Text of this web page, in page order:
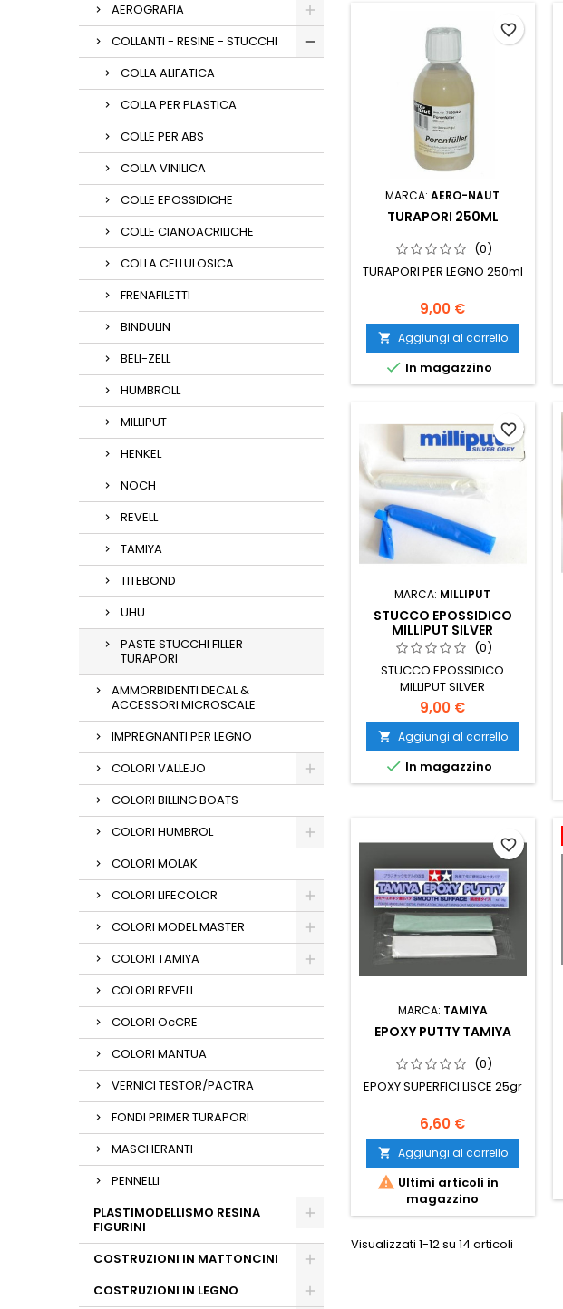
AEROGRAFIA
COLLANTI - RESINE - STUCCHI
COLLA ALIFATICA
COLLA PER PLASTICA
COLLE PER ABS
COLLA VINILICA
COLLE EPOSSIDICHE
COLLE CIANOACRILICHE
COLLA CELLULOSICA
FRENAFILETTI
BINDULIN
BELI-ZELL
HUMBROLL
MILLIPUT
HENKEL
NOCH
REVELL
TAMIYA
TITEBOND
UHU
PASTE STUCCHI FILLER
TURAPORI
AMMORBIDENTI DECAL &
ACCESSORI MICROSCALE
IMPREGNANTI PER LEGNO
COLORI VALLEJO
COLORI BILLING BOATS
COLORI HUMBROL
COLORI MOLAK
COLORI LIFECOLOR
COLORI MODEL MASTER
COLORI TAMIYA
COLORI REVELL
COLORI OcCRE
COLORI MANTUA
VERNICI TESTOR/PACTRA
FONDI PRIMER TURAPORI
MASCHERANTI
PENNELLI
PLASTIMODELLISMO RESINA
FIGURINI
COSTRUZIONI IN MATTONCINI
COSTRUZIONI IN LEGNO
MARCA:AERO-NAUT
TURAPORI 250ML
(0)
TURAPORI PER LEGNO 250ml
9,00 €
 Aggiungi al carrello
 In magazzino
favorite_border
MARCA: MILLIPUT
STUCCO EPOSSIDICO
MILLIPUT SILVER
(0)
STUCCO EPOSSIDICO
MILLIPUT SILVER
9,00 €
 Aggiungi al carrello
 In magazzino
favorite_border
MARCA: TAMIYA
EPOXY PUTTY TAMIYA
(0)
EPOXY SUPERFICI LISCE 25gr
6,60 €
 Aggiungi al carrello
 Ultimi articoli in
magazzino
favorite_border
Visualizzati 1-12 su 14 articoli